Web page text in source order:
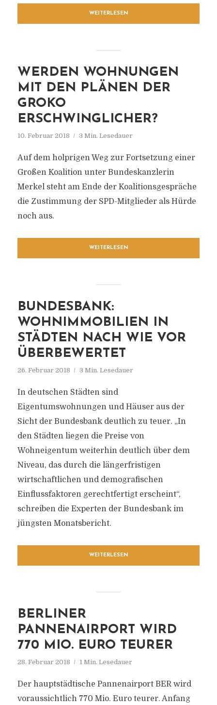
WEITERLESEN
WERDEN WOHNUNGEN
MIT DEN PLÄNEN DER
GROKO
ERSCHWINGLICHER?
10. Februar 2018 3 Min. Lesedauer
Auf dem holprigen Weg zur Fortsetzung einer
Großen Koalition unter Bundeskanzlerin
Merkel steht am Ende der Koalitionsgespräche
die Zustimmung der SPD-Mitglieder als Hürde
noch aus.
WEITERLESEN
BUNDESBANK:
WOHNIMMOBILIEN IN
STÄDTEN NACH WIE VOR
ÜBERBEWERTET
26. Februar 2018 3 Min. Lesedauer
In deutschen Städten sind
Eigentumswohnungen und Häuser aus der
Sicht der Bundesbank deutlich zu teuer. „In
den Städten liegen die Preise von
Wohneigentum weiterhin deutlich über dem
Niveau, das durch die längerfristigen
wirtschaftlichen und demografischen
Einflussfaktoren gerechtfertigt erscheint“,
schreiben die Experten der Bundesbank im
jüngsten Monatsbericht.
WEITERLESEN
BERLINER
PANNENAIRPORT WIRD
770 MIO. EURO TEURER
28. Februar 2018 1 Min. Lesedauer
Der hauptstädtische Pannenairport BER wird
voraussichtlich 770 Mio. Euro teurer. Anfang